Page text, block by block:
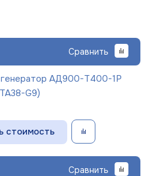
Сравнить
АД900-Т400-1Р
G9)
стоимость
Сравнить